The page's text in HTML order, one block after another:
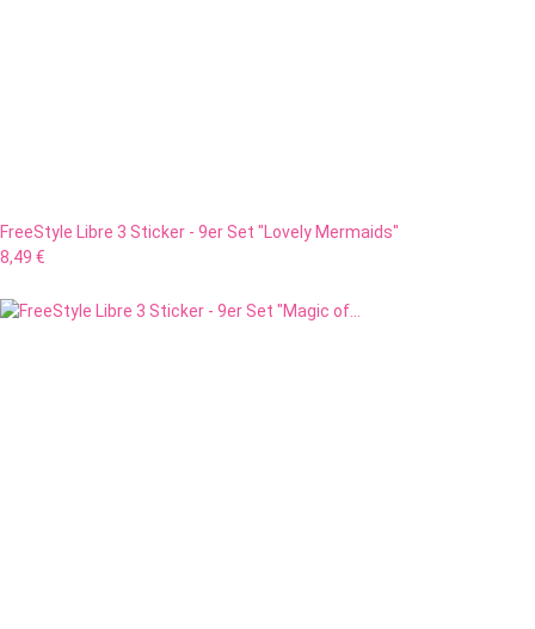
FreeStyle Libre 3 Sticker - 9er Set "Lovely Mermaids"
8,49 €